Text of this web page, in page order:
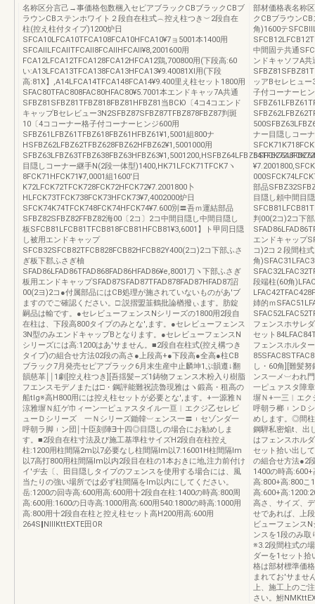
名称区分言己→事価格包数梱入セピアブラックCBブラックCBブ
ラウンCBステンホワイト２段自在柱式︵控え柱つき︶2段自在
柱(控え柱付タイプ)1200炉日
SFCA10LFCA10TFCA108FCA10HFCA10¥7ョ5001本1400用
SFCAllLFCAllTFCAll8FCAllHFCAll¥8,2001600用
FCA12LFCA12TFCA128FCA12HFCA12鶏,700800用(下段高:60
い:A13LFCA13TFCA138FCA13HFCA13¥9.40081Xl用(下段
高:81X】,A14LFCA14TFCA148FCA14¥9.400里え柱セット1800用
SFAC80TFAC808FAC80HFAC80¥5.7001本エンドキャッ7A共通
SFBZ81SFBZ81TFBZ818FBZ81HFBZ81当BCЮ〔4コ4コエンド
キャップBセレビュー3N2SFBZ87SFBZ87TFBZ878FBZ87判斑
10〔4ココーナー格子付コーナーヒンジ600用
SFBZ61LFBZ61TFBZ618FBZ61HFBZ61¥1,5001組800ナ
HSFBZ62LFBZ62TFBZ628FBZ62HFBZ62¥1,5001000用
目隠しコーナー継手N(2段一体型)1400,HK71LFCK71TFCK7ヽ
8FCK71HFCK71¥7,0001組1600'日
K72LFCK72TFCK728FCK72HFCK72¥7.2001800卜
HLFCK73TFCK738FCK73HFCK73¥7,4002000炉日
SFCK74K74TFCK748FCK74HFCK74¥7.600別〓吾ｍ運結部品
SFBZ82SFBZ82FFBZ82海00〔2コ〕2コ中間目隠し中間目隠し
板SFCB81LFCB81TFCB818FCB81HFCB81¥3,6001】ト甲同日隠
し被用エンドキャップ
SFCB32SFCB82TFCB828FCB82HFCB82Y400(2コ)2コ下部ふさ
ぎ板下郡ふさぎ柚
SFAD86LFAD86TFAD868FAD86HFAD86¥e,8001刀ヽ下部ふさぎ
板用エンドキャップSFAD87SFAD87TFAD878FAD87HFAD87詔
00(2ヨ)2コ●付属部品にはCB処理が施されていないものがあ'ブ
ますのでご確認ください。□:説摺盟韮鶴批論楢撥ぃます。肪錠
嗣品は輸です。●セレビューフェンスNシリーズの1800用2段自
在柱は、下段高800タイプのみとな',ます。●セレビューフェンス
3N型のみエンドキャップBとなります。●セレビューフェンスN
シリーズには高:1200はあ'サません。■2段自在柱式(控え構つき
タイプ)の組合せ方法02段の高さ●上段高+●下段高●全高●柱CB
ブラック7月発売セピアプラック6月末生産中止麟坤1ぷ韻遵↓翻
韻慈革￨￨1劇[控え柱つき][吾揺髪―ズ1鋳物フェンス木粉入り樹脂
フエンスモデノまたは□・鋼評能難祝読魯現雅はヽ鍛高・租高の
船tlg※高H800用には控え柱セットが必要とな',ます。+一源雅Ｎ
涼雅塀Ｎ紅ゲ巾ィーン一ピュァスタイル一亘︱エクジ乙セレビ
ューＤシリーズ 一Ｎシリーズ鋤韓︺ェンス一〓︲セゾンダ一
呼朝ラ脚︲ン団￨十臣刻陣∃十四◎目隠しの場合にお勧めしま
す。■2段自在柱寸法及び施工基準柱サイズH2段自在柱控え
柱:1200用柱間隔2m以7必要なし柱間隔lm以7:16001H柱間隔lm
以7高打800用柱間隔lm以内2段目在柱の1本おきに地,注力前付け
イ′ヂ去〔、田目隠しタイプのフェンスを使用する場合には、風
当たりの強い場所では必ず柱間隔をlm以内にしてください。
岳:1200の回寺高:600用高:600用十2段自在柱:1400の時高:800周
高:600用:1600の日寺高:1000用高:600用540:1800の時高:1000用
高:800用十2段自在柱と控え柱セット高H200用高:600用
264S‖NⅢKttEXTE田OR
部材価格表名称
クCBブラウン
角)1600テ
中間固テ共通
ンドキャソフA共
ッアBセレヒュ
子付コーナーヒ
ナー目隠しコー
部品
目隠し頼中間目
判00(2コ)2コ下
エンドキャップ
コ)2コ２段間柱
角
段端柱(60角
姉的ｍ
フェンスホサレ
セット
フェンスホルタ
し・60角][難髪
ンス一メ︺われ
一ピュァスタ障
塀Ｎ+一三︱エク
呼朝ラ榔︲ンＤ
めします。◎間
鋼騨私密焔t、出
はフェンスホル
セット拾い出し
の組合せ方法●2
1400の時高
高:800+高:800こ
高:600+高
高さ、サイズ、
せであれば、上
ビューフェンス
ンスを1段のみ取
※3.2段間柱式の
ダーを1セット
格は部材標準価
まれてお'サませ
上、施工上のご
さい。鮒